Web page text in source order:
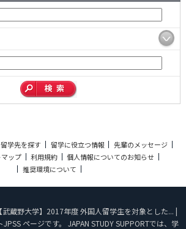
留学先を探す 留学に役立つ情報
先輩のメッセージ
ップ 利用規約
個人情報についてのお知らせ
推奨環境について
蔵野大学】2017年度 外国人留学生を対象とした... |
ページです。 JAPAN STUDY SUPPORTでは、学